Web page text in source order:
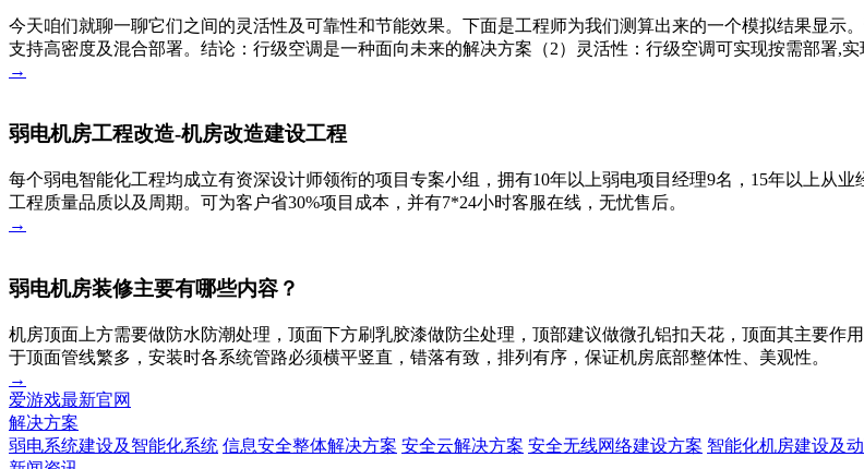
今天咱们就聊一聊它们之间的灵活性及可靠性和节能效果。下面是工程师为我们测算出来的一个模拟结果显示
支持高密度及混合部署。结论：行级空调是一种面向未来的解决方案（2）灵活性：行级空调可实现按需部署,实
→
弱电机房工程改造-机房改造建设工程
每个弱电智能化工程均成立有资深设计师领衔的项目专案小组，拥有10年以上弱电项目经理9名，15年以上从
工程质量品质以及周期。可为客户省30%项目成本，并有7*24小时客服在线，无忧售后。
→
弱电机房装修主要有哪些内容？
机房顶面上方需要做防水防潮处理，顶面下方刷乳胶漆做防尘处理，顶部建议做微孔铝扣天花，顶面其主要作
于顶面管线繁多，安装时各系统管路必须横平竖直，错落有致，排列有序，保证机房底部整体性、美观性。
→
爱游戏最新官网
解决方案
弱电系统建设及智能化系统 信息安全整体解决方案 安全云解决方案 安全无线网络建设方案 智能化机房建设及